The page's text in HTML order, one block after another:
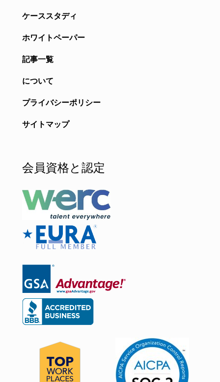
ケーススタディ
ホワイトペーパー
記事一覧
について
プライバシーポリシー
サイトマップ
会員資格と認定